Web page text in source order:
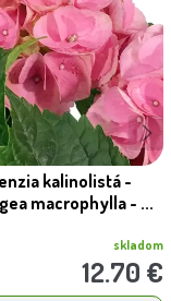
kalinolistá -
macrophylla - ...
skladom
12.70 €